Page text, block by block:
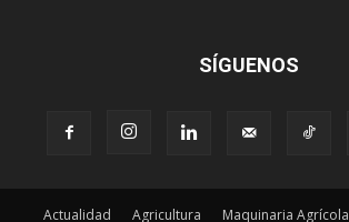
SÍGUENOS
Actualidad Agricultura Maquinaria Agrícola